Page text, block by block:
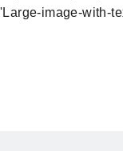
'Large-image-with-